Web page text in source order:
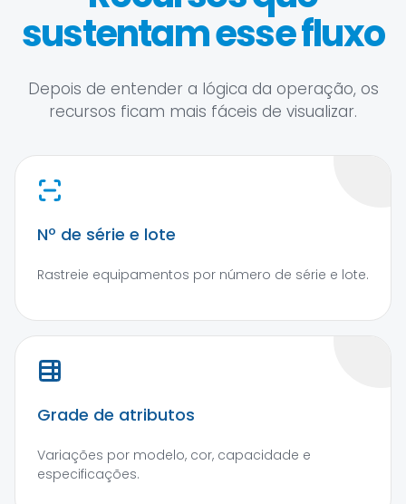
sustentam esse fluxo
Depois de entender a lógica da operação, os
recursos ficam mais fáceis de visualizar.
Nº de série e lote
Rastreie equipamentos por número de série e lote.
Grade de atributos
Variações por modelo, cor, capacidade e
especificações.